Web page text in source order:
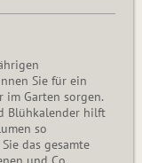
Sie für ein
im Garten sorgen.
Blühkalender hilft
so
das gesamte